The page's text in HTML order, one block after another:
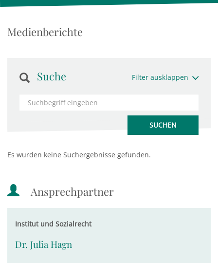
Medienberichte
Suche Filter ausklappen
Es wurden keine Suchergebnisse gefunden.
Ansprechpartner
Institut und Sozialrecht
Dr. Julia Hagn